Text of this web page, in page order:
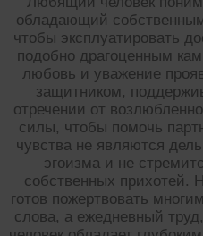
обладающий
чтобы эксплуатировать
подобно драгоценным
любовь и уважение
защитником,
отречении от
силы, чтобы помочь
чувства не являются
эгоизма и не
собственных прихотей.
готов пожертвовать
слова, а ежедневный